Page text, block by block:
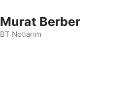
Murat Berber
BT Notlarım